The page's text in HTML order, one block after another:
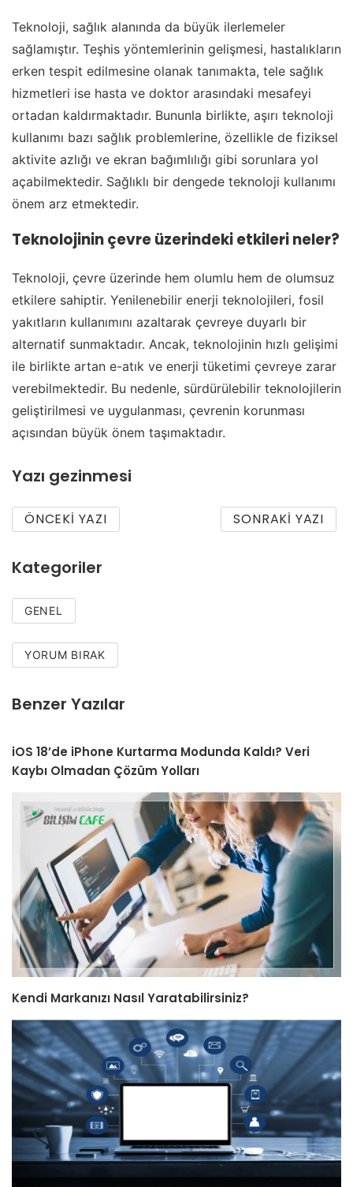
Teknoloji, sağlık alanında da büyük ilerlemeler
sağlamıştır. Teşhis yöntemlerinin gelişmesi, hastalıkların
erken tespit edilmesine olanak tanımakta, tele sağlık
hizmetleri ise hasta ve doktor arasındaki mesafeyi
ortadan kaldırmaktadır. Bununla birlikte, aşırı teknoloji
kullanımı bazı sağlık problemlerine, özellikle de fiziksel
aktivite azlığı ve ekran bağımlılığı gibi sorunlara yol
açabilmektedir. Sağlıklı bir dengede teknoloji kullanımı
önem arz etmektedir.
Teknolojinin çevre üzerindeki etkileri neler?
Teknoloji, çevre üzerinde hem olumlu hem de olumsuz
etkilere sahiptir. Yenilenebilir enerji teknolojileri, fosil
yakıtların kullanımını azaltarak çevreye duyarlı bir
alternatif sunmaktadır. Ancak, teknolojinin hızlı gelişimi
ile birlikte artan e-atık ve enerji tüketimi çevreye zarar
verebilmektedir. Bu nedenle, sürdürülebilir teknolojilerin
geliştirilmesi ve uygulanması, çevrenin korunması
açısından büyük önem taşımaktadır.
Yazı gezinmesi
ÖNCEKI YAZI SONRAKI YAZI
Kategoriler
GENEL
YORUM BIRAK
Benzer Yazılar
iOS 18’de iPhone Kurtarma Modunda Kaldı? Veri
Kaybı Olmadan Çözüm Yolları
Kendi Markanızı Nasıl Yaratabilirsiniz?